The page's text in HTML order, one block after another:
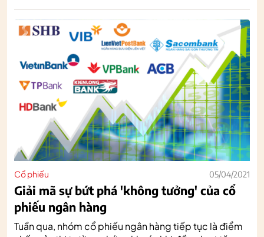
Cổ phiếu 05/04/2021
Giải mã sự bứt phá 'không tưởng' của cổ
phiếu ngân hàng
Tuần qua, nhóm cổ phiếu ngân hàng tiếp tục là điểm